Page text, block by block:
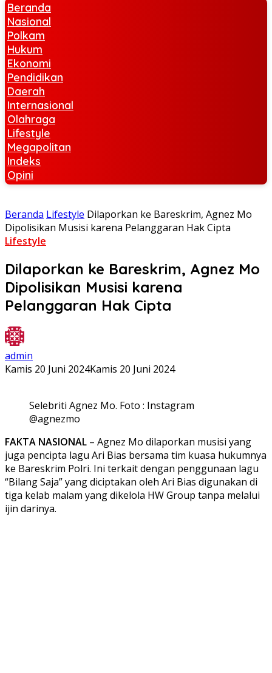
Beranda
Nasional
Polkam
Hukum
Ekonomi
Pendidikan
Daerah
Internasional
Olahraga
Lifestyle
Megapolitan
Indeks
Opini
Beranda Lifestyle Dilaporkan ke Bareskrim, Agnez Mo
Dipolisikan Musisi karena Pelanggaran Hak Cipta
Lifestyle
Dilaporkan ke Bareskrim, Agnez Mo
Dipolisikan Musisi karena
Pelanggaran Hak Cipta
admin
Kamis 20 Juni 2024Kamis 20 Juni 2024
Selebriti Agnez Mo. Foto : Instagram
@agnezmo
FAKTA NASIONAL – Agnez Mo dilaporkan musisi yang
juga pencipta lagu Ari Bias bersama tim kuasa hukumnya
ke Bareskrim Polri. Ini terkait dengan penggunaan lagu
“Bilang Saja” yang diciptakan oleh Ari Bias digunakan di
tiga kelab malam yang dikelola HW Group tanpa melalui
ijin darinya.